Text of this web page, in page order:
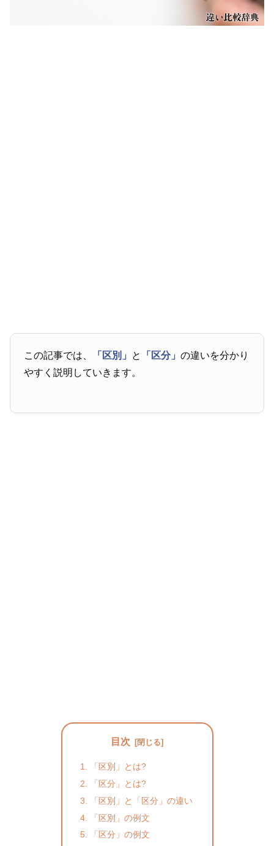
この記事では、 「区別」 と 「区分」の違いを分かり
やすく説明していきます。
目次
「区別」とは?
「区分」とは?
「区別」と「区分」の違い
「区別」の例文
「区分」の例文